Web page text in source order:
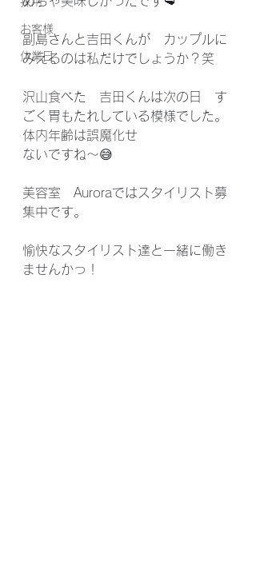
お客様
休業日
副島さんと吉田くんが　カップルに
みえるのは私だけでしょうか？笑
沢山食べた　吉田くんは次の日　す
ごく胃もたれしている模様でした。
体内年齢は誤魔化せ
ないですね〜😅
美容室　Auroraではスタイリスト募
集中です。
愉快なスタイリスト達と一緒に働き
ませんかっ！